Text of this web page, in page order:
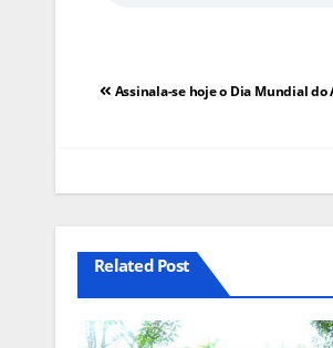
Navegação
Assinala-se hoje o Dia Mundial
Related Post